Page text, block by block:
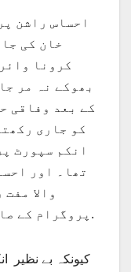
احساس راشن
خان کی
کرونا
بھوکے نہ مر
کے بعد وفاقی
کو جاری
انکم سپورٹ
تھا۔ اور
والا
پروگرام کے صارفین کو فراہم کیا جا رہا ہے.
کیونکہ بے نظیر